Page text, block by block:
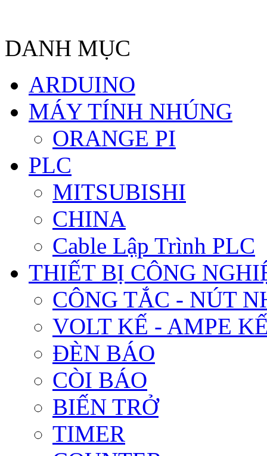
DANH MỤC
ARDUINO
MÁY TÍNH NHÚNG
ORANGE PI
PLC
MITSUBISHI
CHINA
Cable Lập Trình PLC
THIẾT BỊ CÔNG
CÔNG TẮC - NÚT
VOLT KẾ - AMPE
ĐÈN BÁO
CÒI BÁO
BIẾN TRỞ
TIMER